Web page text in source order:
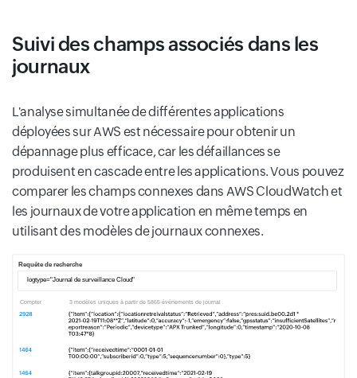
Suivi des champs associés dans les
journaux
L'analyse simultanée de différentes applications
déployées sur AWS est nécessaire pour obtenir un
dépannage plus efficace, car les défaillances se
produisent en cascade entre les applications. Vous pouvez
comparer les champs connexes dans AWS CloudWatch et
les journaux de votre application en même temps en
utilisant des modèles de journaux connexes.